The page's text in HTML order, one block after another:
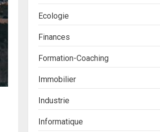
Ecologie
Finances
Formation-Coaching
Immobilier
Industrie
Informatique